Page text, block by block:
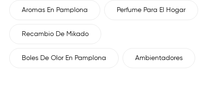
Aromas En Pamplona Perfume Para El Hogar
Recambio De Mikado
Boles De Olor En Pamplona Ambientadores